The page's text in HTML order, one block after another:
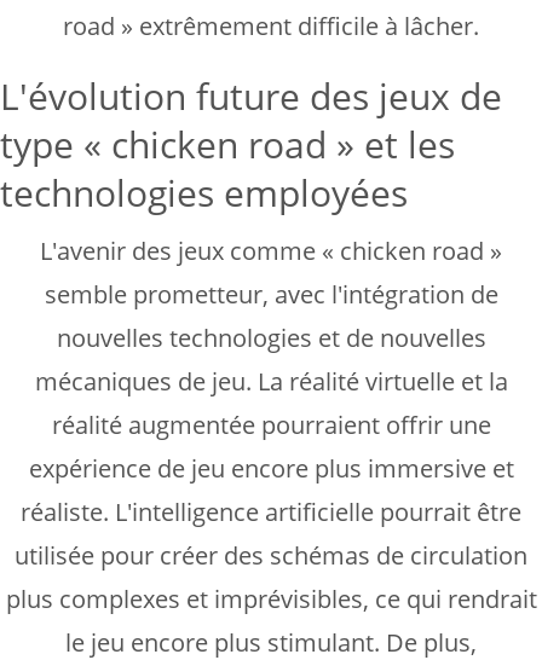
road » extrêmement difficile à lâcher.
L'évolution future des jeux de
type « chicken road » et les
technologies employées
L'avenir des jeux comme « chicken road »
semble prometteur, avec l'intégration de
nouvelles technologies et de nouvelles
mécaniques de jeu. La réalité virtuelle et la
réalité augmentée pourraient offrir une
expérience de jeu encore plus immersive et
réaliste. L'intelligence artificielle pourrait être
utilisée pour créer des schémas de circulation
plus complexes et imprévisibles, ce qui rendrait
le jeu encore plus stimulant. De plus,